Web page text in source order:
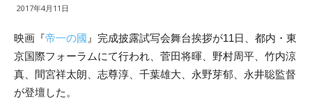
2017年4月11日
映画『帝一の國 』完成披露試写会舞台挨拶が11日、都内・東
京国際フォーラムにて行われ、菅田将暉、野村周平、竹内涼
真、間宮祥太朗、志尊淳、千葉雄大、永野芽郁、永井聡監督
が登壇した。